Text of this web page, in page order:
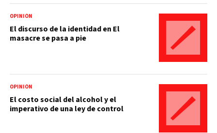
OPINIÓN
El discurso de la identidad en El
masacre se pasa a pie
OPINIÓN
El costo social del alcohol y el
imperativo de una ley de control